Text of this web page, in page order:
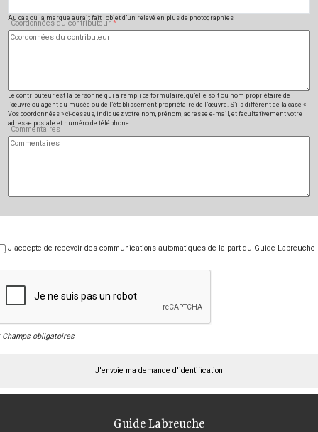
Au cas où la marque aurait fait l’objet d’un relevé en plus de photographies
Coordonnées du contributeur*
Le contributeur est la personne qui a rempli ce formulaire, qu’elle soit ou nom propriétaire de
l’œuvre ou agent du musée ou de l’établissement propriétaire de l’œuvre. S’ils diffèrent de la case «
Vos coordonnées » ci-dessus, indiquez votre nom, prénom, adresse e-mail, et facultativement votre
adresse postale et numéro de téléphone
Commentaires
J'accepte de recevoir des communications automatiques de la part du Guide Labreuche
Champs obligatoires
Guide Labreuche